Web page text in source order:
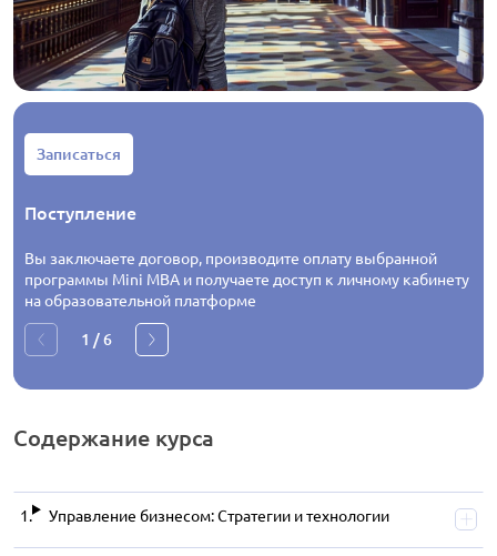
Записаться
Поступление
Вы заключаете договор, производите оплату выбранной
программы Mini MBA и получаете доступ к личному кабинету
на образовательной платформе
1 /6
Содержание курса
Управление бизнесом: Стратегии и технологии